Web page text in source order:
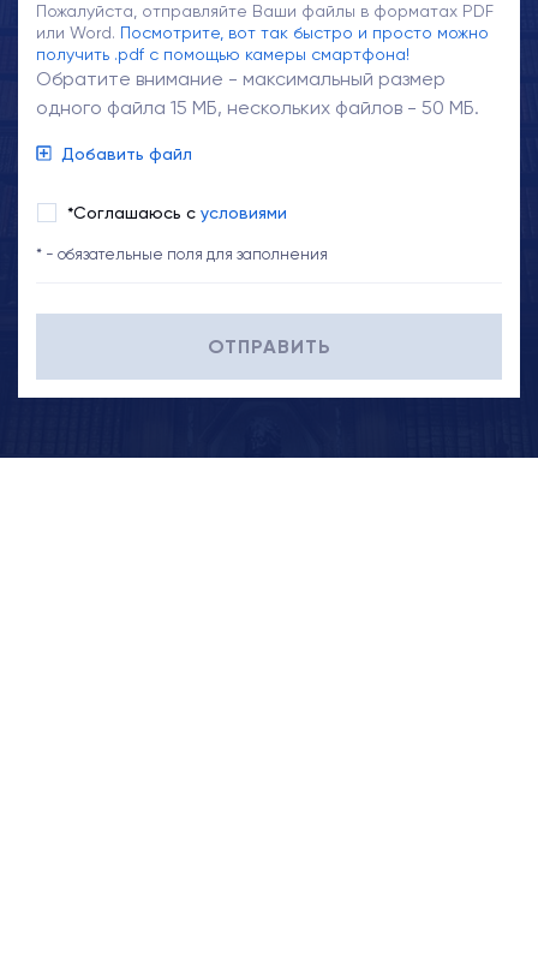
Пожалуйста, отправляйте Ваши файлы в форматах PDF
или Word. Посмотрите, вот так быстро и просто можно
получить .pdf с помощью камеры смартфона!
Обратите внимание - максимальный размер
одного файла 15 МБ, нескольких файлов - 50 МБ.
Добавить файл
*Соглашаюсь с условиями
* - обязательные поля для заполнения
ОТПРАВИТЬ